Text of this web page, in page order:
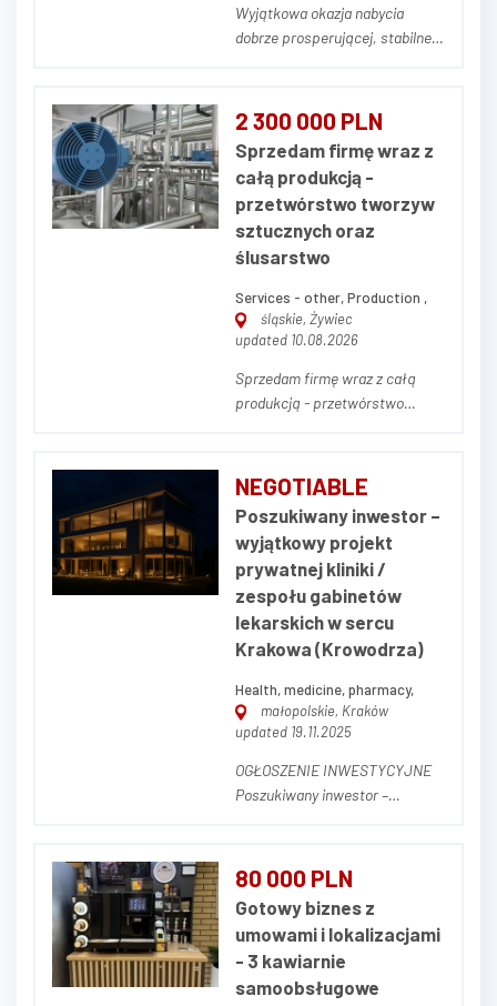
Wyjątkowa okazja nabycia
dobrze prosperującej, stabilnej i
południowo-wschodniej Polsce.
Firma specjalizuje się w
kompleksowych usługach
agencji pracy oraz projektach
outsourcingowych, ciesząc się
s...
2 300 000 PLN
Sprzedam firmę wraz z
całą produkcją -
przetwórstwo tworzyw
sztucznych oraz
ślusarstwo
Services - other, Production ,
śląskie, Żywiec
updated 10.08.2026
Sprzedam firmę wraz z całą
produkcją - przetwórstwo
zorganizowane
przedsiębiorstwo produkcyjne
wraz ze znaną marką własną -
branża ślusarstwo wraz z
produkcją elementów z tworzyw
sztucznych. Firma powst...
NEGOTIABLE
Poszukiwany inwestor –
wyjątkowy projekt
prywatnej kliniki /
zespołu gabinetów
lekarskich w sercu
Krakowa (Krowodrza)
Health, medicine, pharmacy,
małopolskie, Kraków
updated 19.11.2025
OGŁOSZENIE INWESTYCYJNE
Poszukiwany inwestor –
lekarskich w sercu Krakowa
(Krowodrza) Zapraszamy do
współpracy przy realizacji
nowoczesnego obiektu
medycznego klasy premium,
zlokalizowanego...
80 000 PLN
Gotowy biznes z
umowami i lokalizacjami
- 3 kawiarnie
samoobsługowe